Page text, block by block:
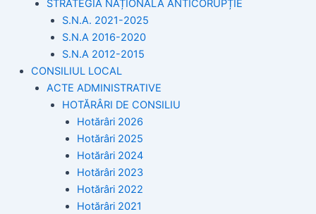
STRATEGIA NAȚIONALĂ ANTICORUPȚIE
S.N.A. 2021-2025
S.N.A 2016-2020
S.N.A 2012-2015
CONSILIUL LOCAL
ACTE ADMINISTRATIVE
HOTĂRÂRI DE CONSILIU
Hotărâri 2026
Hotărâri 2025
Hotărâri 2024
Hotărâri 2023
Hotărâri 2022
Hotărâri 2021